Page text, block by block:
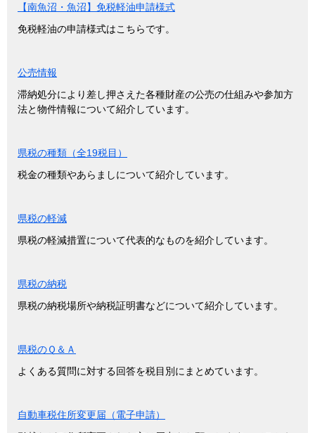
【南魚沼・魚沼】免税軽油申請様式
免税軽油の申請様式はこちらです。
公売情報
滞納処分により差し押さえた各種財産の公売の仕組みや参加方
法と物件情報について紹介しています。
県税の種類（全19税目）
税金の種類やあらましについて紹介しています。
県税の軽減
県税の軽減措置について代表的なものを紹介しています。
県税の納税
県税の納税場所や納税証明書などについて紹介しています。
県税のＱ＆Ａ
よくある質問に対する回答を税目別にまとめています。
自動車税住所変更届（電子申請）